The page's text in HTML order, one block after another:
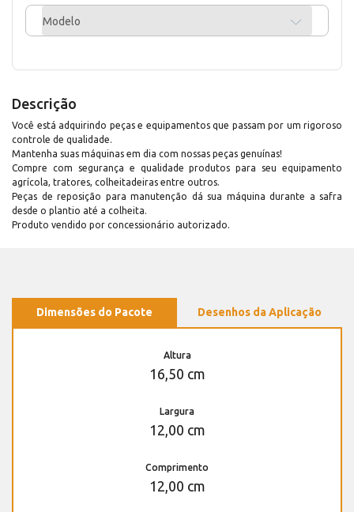
Modelo
Descrição
Você está adquirindo peças e equipamentos que passam por um rigoroso
controle de qualidade.
Mantenha suas máquinas em dia com nossas peças genuínas!
Compre com segurança e qualidade produtos para seu equipamento
agrícola, tratores, colheitadeiras entre outros.
Peças de reposição para manutenção dá sua máquina durante a safra
desde o plantio até a colheita.
Produto vendido por concessionário autorizado.
Dimensões do Pacote Desenhos da Aplicação
Altura
16,50 cm
Largura
12,00 cm
Comprimento
12,00 cm